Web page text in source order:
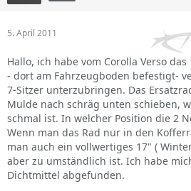
5. April 2011
Hallo, ich habe vom Corolla Verso
- dort am Fahrzeugboden befestigt-
7-Sitzer unterzubringen. Das
Mulde nach schräg unten schieben,
schmal ist. In welcher Position die 2
Wenn man das Rad nur in den
man auch ein vollwertiges 17" (
aber zu umständlich ist. Ich habe
Dichtmittel abgefunden.